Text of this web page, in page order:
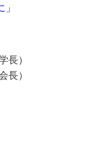
長）
長）